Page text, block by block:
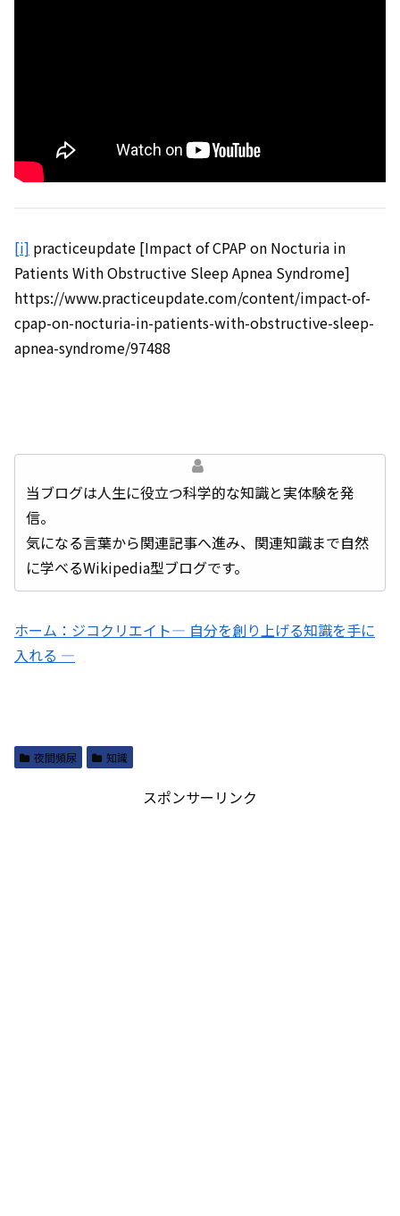
[i] practiceupdate [Impact of CPAP on Nocturia in
Patients With Obstructive Sleep Apnea Syndrome]
https://www.practiceupdate.com/content/impact-of-
cpap-on-nocturia-in-patients-with-obstructive-sleep-
apnea-syndrome/97488
当ブログは人生に役立つ科学的な知識と実体験を発
信。
気になる言葉から関連記事へ進み、関連知識まで自然
に学べるWikipedia型ブログです。
ホーム：ジコクリエイト― 自分を創り上げる知識を手に
入れる ―
夜間頻尿 知識
スポンサーリンク